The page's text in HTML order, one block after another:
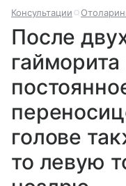
Консультации
После
голове
то левую